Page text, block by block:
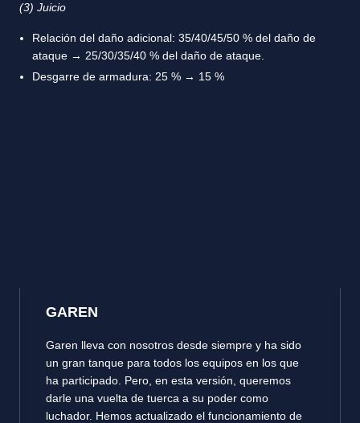
(3) Juicio
Relación del daño adicional: 35/40/45/50 % del daño de
ataque → 25/30/35/40 % del daño de ataque.
Desgarre de armadura: 25 % → 15 %
GAREN
Garen lleva con nosotros desde siempre y ha sido
un gran tanque para todos los equipos en los que
ha participado. Pero, en esta versión, queremos
darle una vuelta de tuerca a su poder como
luchador. Hemos actualizado el funcionamiento de